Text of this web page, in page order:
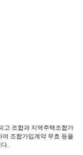
고 조합과 지역주택조합가
조합가입계약 무효 등을
.